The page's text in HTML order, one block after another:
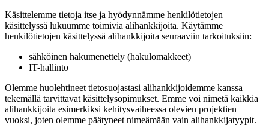
Käsittelemme tietoja itse ja hyödynnämme henkilötietojen
käsittelyssä lukuumme toimivia alihankkijoita. Käytämme
henkilötietojen käsittelyssä alihankkijoita seuraaviin tarkoituksiin:
sähköinen hakumenettely (hakulomakkeet)
IT-hallinto
Olemme huolehtineet tietosuojastasi alihankkijoidemme kanssa
tekemällä tarvittavat käsittelysopimukset. Emme voi nimetä kaikkia
alihankkijoita esimerkiksi kehitysvaiheessa olevien projektien
vuoksi, joten olemme päätyneet nimeämään vain alihankkijatyypit.